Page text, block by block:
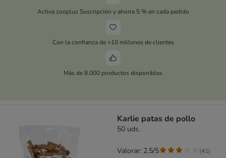
Activa zooplus Suscripción y ahorra 5 % en cada pedido
Con la confianza de +10 millones de clientes
Más de 8.000 productos disponibles
Karlie patas de pollo
50 uds.
Valorar: 2.5/5 (41)